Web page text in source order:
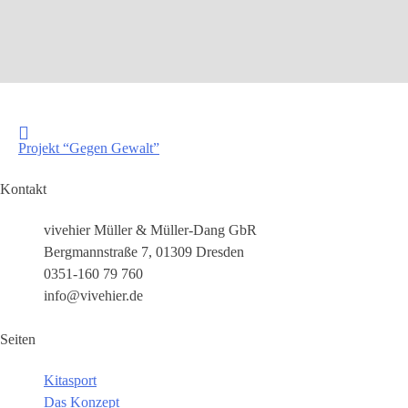
Projekt “Gegen Gewalt”
Kontakt
vivehier Müller & Müller-Dang GbR
Bergmannstraße 7, 01309 Dresden
0351-160 79 760
info@vivehier.de
Seiten
Kitasport
Das Konzept